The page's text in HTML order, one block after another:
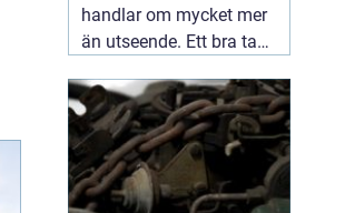
handlar om mycket mer
än utseende. Ett bra tak
snö, blåst och fukt, och
påverkar både
inomhusklimat och
ekonomi. I en stad med
skiftande väder som